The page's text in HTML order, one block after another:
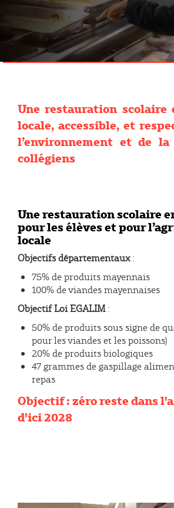
Une restauration scolaire
locale, accessible, et
l’environnement et de
collégiens
Une restauration scolaire
pour les élèves et pour
locale
Objectifs départementaux:
75% de produits mayennais
100% de viandes mayennaises
Objectif Loi EGALIM:
50% de produits sous signe de
pour les viandes et les poissons)
20% de produits biologiques
47 grammes de gaspillage
repas
Objectif : zéro reste dans
d'ici 2028